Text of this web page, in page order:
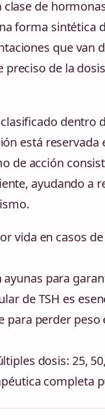
clase de
forma sintética
que van
de la
dentro
está
de acción
ayudando a
vida en casos
ayunas para
de TSH es
para perder
dosis: 25,
completa